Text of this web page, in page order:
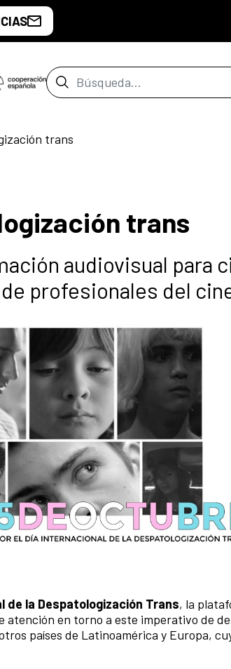
Barra de búsqueda
trans
trans
audiovisual para
profesionales del
de la Despatologización Trans, la
atención en torno a este imperativo de
países de Latinoamérica y Europa,